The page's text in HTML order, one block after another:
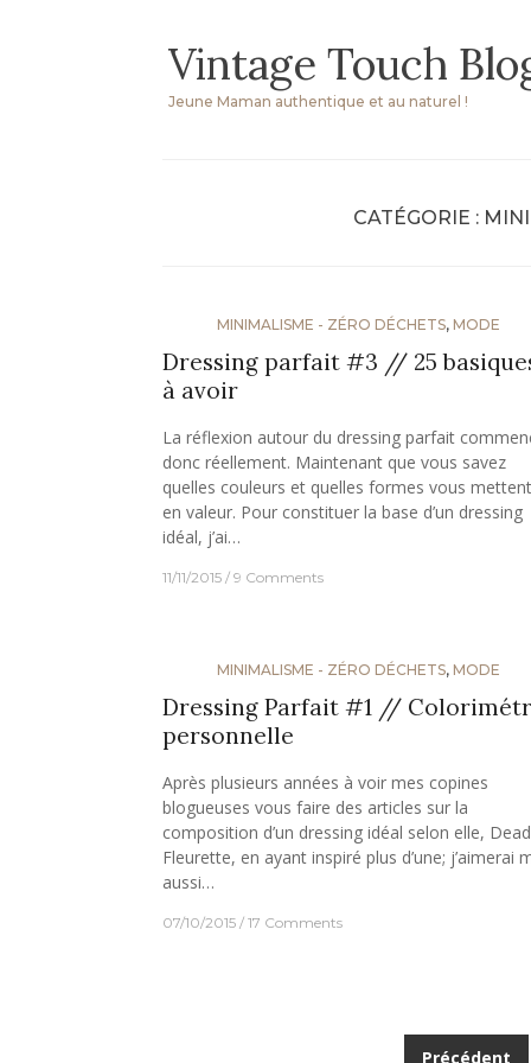
contentVintage Touch
Jeune Maman authentique et au naturel !
CATÉGORIE :
MINIMALISME - ZÉRO DÉCHETS, MODE
Dressing parfait #3 // 25
à avoir
La réflexion autour du dressing parfait
donc réellement. Maintenant que vous savez
quelles couleurs et quelles formes vous mettent
en valeur. Pour constituer la base d’un dressing
idéal, j’ai…
11/11/2015 9 Comments
MINIMALISME - ZÉRO DÉCHETS, MODE
Dressing Parfait #1 //
personnelle
Après plusieurs années à voir mes copines
blogueuses vous faire des articles sur la
composition d’un dressing idéal selon elle, Dead
Fleurette, en ayant inspiré plus d’une; j’aimerai
aussi…
07/10/2015 17 Comments
Précédent